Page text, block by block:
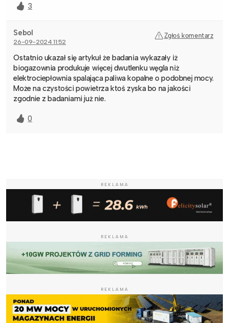
3
Sebol
26-09-2024 11:52
Zgłoś komentarz
Ostatnio ukazał się artykuł że badania wykazały iż
biogazownia produkuje więcej dwutlenku węgla niż
elektrociepłownia spalająca paliwa kopalne o podobnej mocy.
Może na czystości powietrza ktoś zyska bo na jakości
zgodnie z badaniami już nie.
0
REKLAMA
REKLAMA
REKLAMA